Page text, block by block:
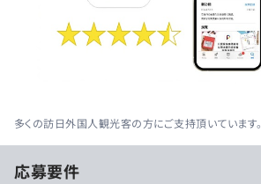
多くの訪日外国人観光客の方にご支持頂いています。
応募要件